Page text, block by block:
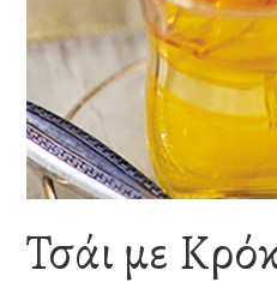
Τσάι με